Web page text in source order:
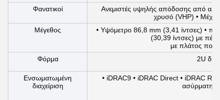
Φανατικοί
Ανεμιστές υψηλής απόδοσης από
χρυσό (VHP) • Μέχρι
Μέγεθος
• Υψόμετρο 86,8 mm (3,41 ίντσες) •
(30,39 ίντσες) με
με πλάτος που
Φόρμα
2U
Ενσωματωμένη
διαχείριση
• iDRAC9 • iDRAC Direct • iDRAC
ασύρματη